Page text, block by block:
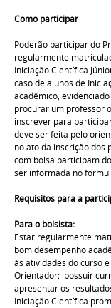
Como participar
Poderão participar do
regularmente
Iniciação Científica
caso de alunos de
acadêmico,
procurar um professor
inscrever para
deve ser feita pelo
no ato da inscrição dos
com bolsa participam
ser informada no
Requisitos para a
Para o bolsista:
Estar regularmente
bom desempenho
às atividades do curso
Orientador; possuir
apresentar os
Iniciação Científica